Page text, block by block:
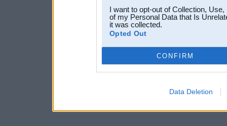
I want to opt-out of Collection,
of my Personal Data that Is
it was collected.
Opted Out
CONFIRM
Data Deletion